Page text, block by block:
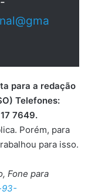
para a redação
Telefones:
7649.
Porém, para
para isso.
Fone para